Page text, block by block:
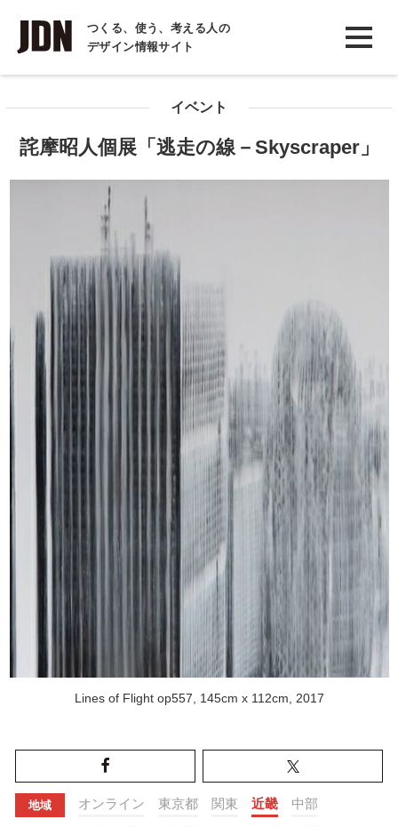
つくる、使う、考える人の
デザイン情報サイト
INTERVIEW
インタビュー
イベント
詫摩昭人個展「逃走の線－Skyscraper」
Lines of Flight op557, 145cm x 112cm, 2017
地域 オンライン 東京都 関東 近畿 中部